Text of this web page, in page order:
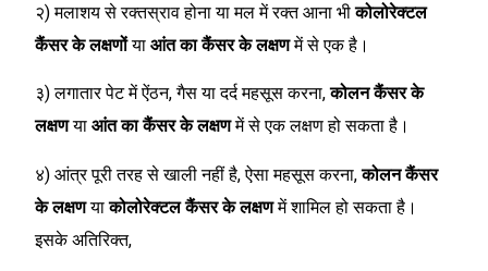
२) मलाशय से रक्तस्राव होना या मल में रक्त आना भीकोलोरेक्टल
कैंसर के लक्षणोंया आंत का कैंसर के लक्षणमें से एक है।
३) लगातार पेट में ऐंठन, गैस या दर्द महसूस करना,कोलन कैंसर के
लक्षणया आंत का कैंसर के लक्षणमें से एक लक्षण हो सकता है।
४) आंत्र पूरी तरह से खाली नहीं है, ऐसा महसूस करना,कोलन कैंसर
के लक्षणयाकोलोरेक्टल कैंसर के लक्षणमें शामिल हो सकता है।
इसके अतिरिक्त,